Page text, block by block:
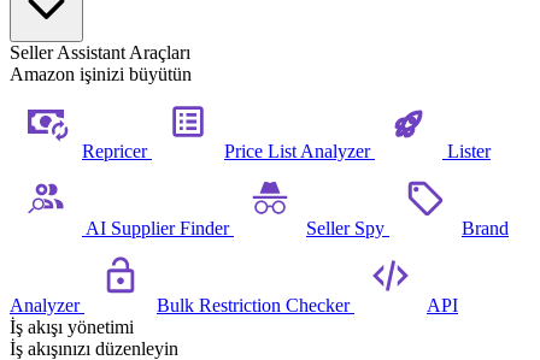
Seller Assistant Araçları
Amazon işinizi büyütün
Repricer Price List Analyzer Lister
AI Supplier Finder Seller Spy Brand
Analyzer Bulk Restriction Checker
API
İş akışı yönetimi
İş akışınızı düzenleyin